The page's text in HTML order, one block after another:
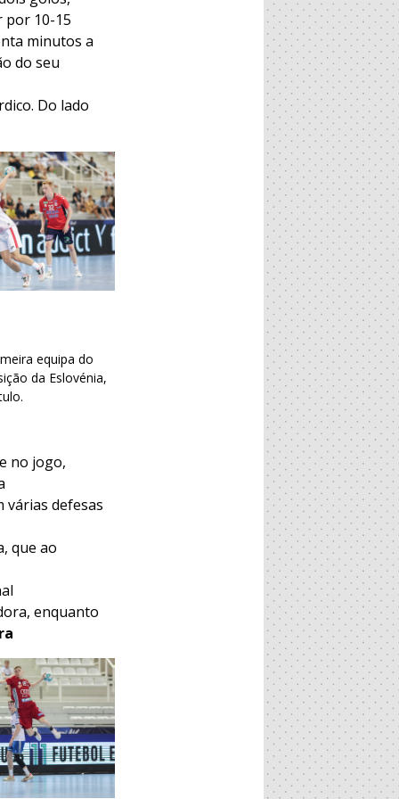
por 10-15
minutos a
do seu
Do lado
equipa do
da Eslovénia,
no jogo,
várias defesas
que ao
enquanto